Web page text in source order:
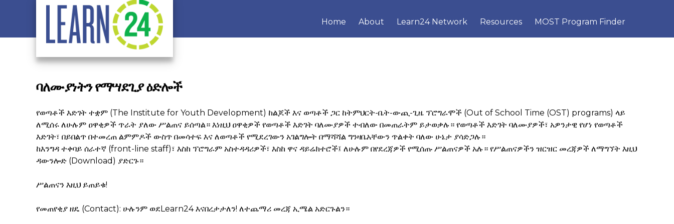
Skip to main content
Home About Learn24 Network Resources MOST Program Finder
ባለሙያነትን የማሣደጊያ ዕድሎች
የወጣቶች እድገት ተቋም (The Institute for Youth Development) ከልጆች እና ወጣቶች ጋር ከትምህርት-ቤት-ውጪ-ጊዜ ፕሮግራሞች (Out of School Time (OST) programs) ላይ
ለሚሰሩ ለሁሉም ዐዋቂዎች ጥራት ያለው ሥልጠና ይሰጣል። እነዚህ ዐዋቂዎች የወጣቶች እድገት ባለሙያዎች ተብለው በመጠራትም ይታወቃሉ። የወጣቶች እድገት ባለሙያዎች፣ አዎንታዊ የሆነ የወጣቶች
እድገት፣ በይበልጥ በተመረጠ ልምምዶች ውስጥ በመሳተፍ እና ለወጣቶች የሚደረገውን አገልግሎት በማሻሻል ግንዛቤአቸውን ጥልቀት ባለው ሁኔታ ያሳድጋሉ።
ከእንግዳ ተቀባይ ሰራተኛ (front-line staff)፣ እስከ ፕሮግራም አስተዳዳሪዎች፣ እስከ ዋና ዳይሬክተሮች፤ ለሁሉም በየደረጃዎች የሚሰጡ ሥልጠናዎች አሉ። የሥልጠናዎችን ዝርዝር መረጃዎች ለማግኘት እዚህ
ዳውንሎድ (Download) ያድርጉ።
ሥልጠናን እዚህ ይጠይቁ!
የመጠየቂያ ዘዴ (Contact): ሁሉንም ወደLearn24 እናበረታታለን! ለተጨማሪ መረጃ ኢሜል አድርጉልን።